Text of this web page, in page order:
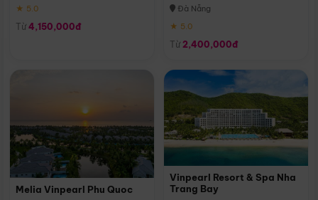
★ 5.0
Từ 4,150,000đ
Đà Nẵng
★ 5.0
Từ 2,400,000đ
Melia Vinpearl Phu Quoc
Vinpearl Resort & Spa Nha
Trang Bay